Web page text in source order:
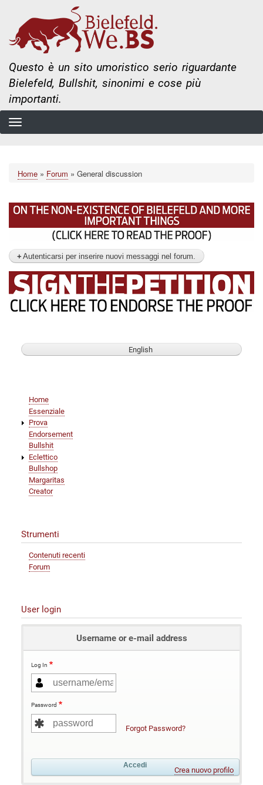
al
contenuto
principale
Questo è un sito umoristico serio riguardante
Bielefeld, Bullshit, sinonimi e cose più
importanti.
Briciole
pane
Home Forum General discussion
Autenticarsi per inserire nuovi messaggi nel forum.
English
navigation
Home
Essenziale
Prova
Endorsement
Bullshit
Eclettico
Bullshop
Margaritas
Creator
Strumenti
Contenuti recenti
Forum
User login
Username or e-mail address
Log In
Password
Forgot Password?
Crea nuovo profilo